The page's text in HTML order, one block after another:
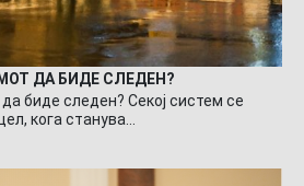
ДА БИДЕ СЛЕДЕН?
биде следен? Секој систем се
кога станува…